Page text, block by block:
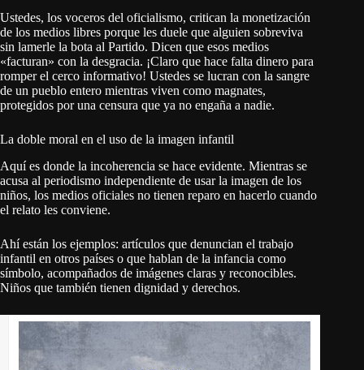
Ustedes, los voceros del oficialismo, critican la monetización
de los medios libres porque les duele que alguien sobreviva
sin lamerle la bota al Partido. Dicen que esos medios
«facturan» con la desgracia. ¡Claro que hace falta dinero para
romper el cerco informativo! Ustedes se lucran con la sangre
de un pueblo entero mientras viven como magnates,
protegidos por una censura que ya no engaña a nadie.
La doble moral en el uso de la imagen infantil
Aquí es donde la incoherencia se hace evidente. Mientras se
acusa al periodismo independiente de usar la imagen de los
niños, los medios oficiales no tienen reparo en hacerlo cuando
el relato les conviene.
Ahí están los ejemplos: artículos que denuncian el trabajo
infantil en otros países o que hablan de la infancia como
símbolo, acompañados de imágenes claras y reconocibles.
Niños que también tienen dignidad y derechos.